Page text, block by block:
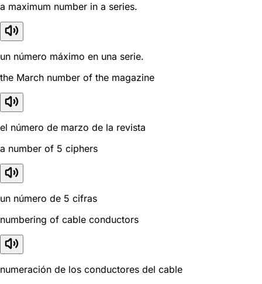
a maximum number in a series.
un número máximo en una serie.
the March number of the magazine
el número de marzo de la revista
a number of 5 ciphers
un número de 5 cifras
numbering of cable conductors
numeración de los conductores del cable